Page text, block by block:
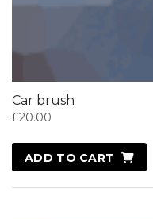
Car brush
£20.00
ADD TO CART